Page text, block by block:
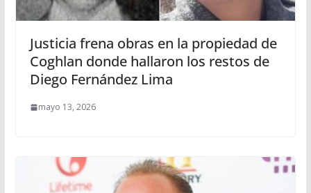
Justicia frena obras en la propiedad de
Coghlan donde hallaron los restos de
Diego Fernández Lima
mayo 13, 2026